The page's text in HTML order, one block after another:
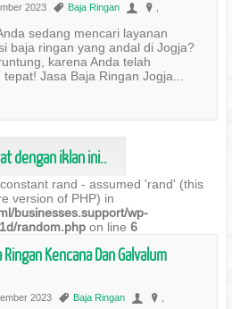
2023 , Baja Ringan U ? ,
sedang mencari layanan
baja ringan yang andal di Jogja?
karena Anda telah
Jasa Baja Ringan Jogja...
dengan iklan ini..
rand - assumed 'rand' (this
version of PHP) in
businesses.support/wp-
random.php on line 6
Ringan Kencana Dan Galvalum
2023 , Baja Ringan U ? ,